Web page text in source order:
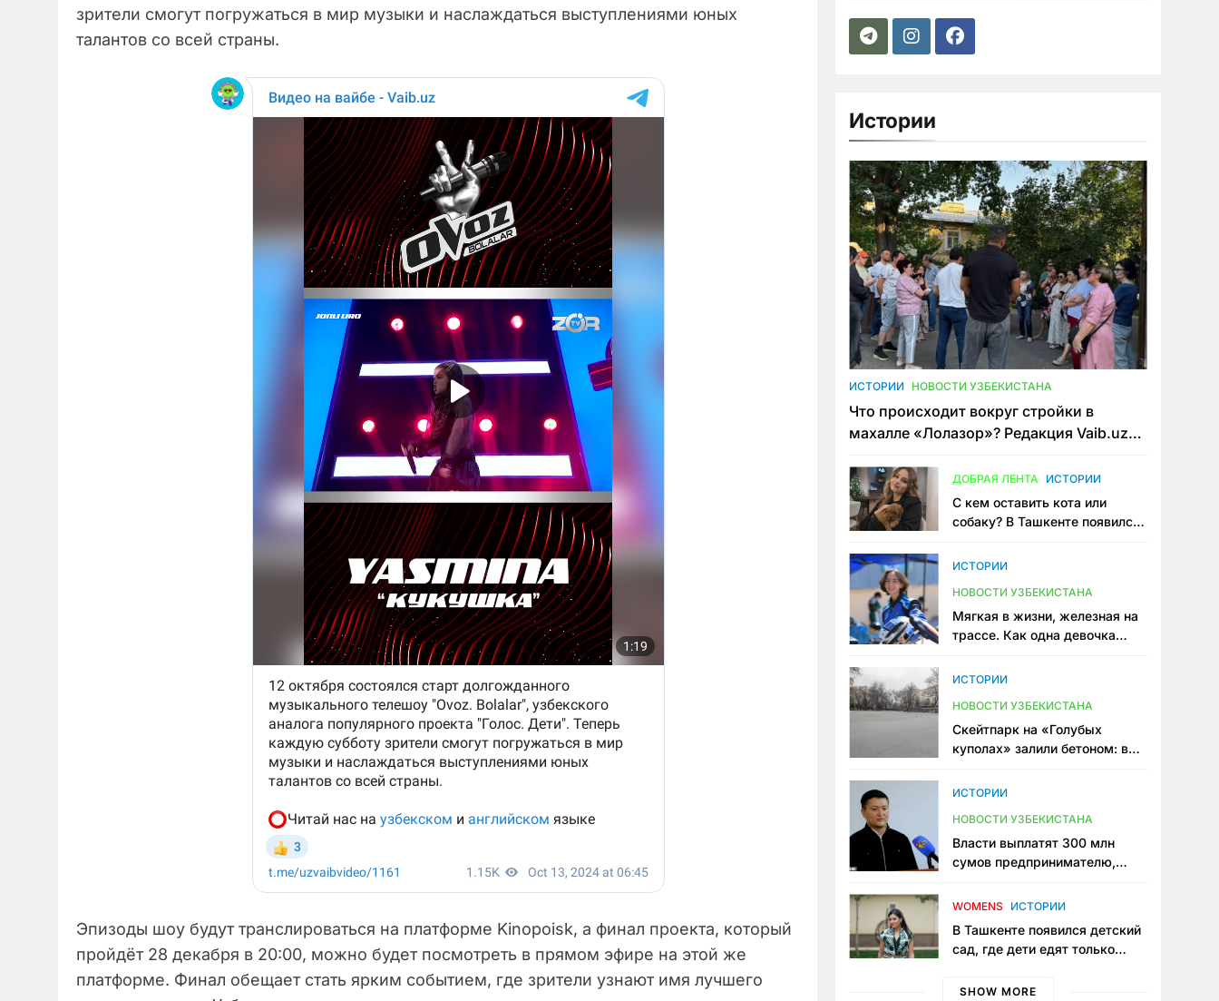
зрители смогут погружаться в мир музыки и наслаждаться выступлениями юных
талантов со всей страны.
Эпизоды шоу будут транслироваться на платформе Kinopoisk, а финал проекта, который
пройдёт 28 декабря в 20:00, можно будет посмотреть в прямом эфире на этой же
платформе. Финал обещает стать ярким событием, где зрители узнают имя лучшего
Истории
ИСТОРИИ НОВОСТИ УЗБЕКИСТАНА
Что происходит вокруг стройки в
махалле «Лолазор»? Редакция Vaib.uz
конфликта
ДОБРАЯ ЛЕНТА ИСТОРИИ
С кем оставить кота или
собаку? В Ташкенте появился
ИСТОРИИ
НОВОСТИ УЗБЕКИСТАНА
Мягкая в жизни, железная на
трассе. Как одна девочка
Узбекистане
ИСТОРИИ
НОВОСТИ УЗБЕКИСТАНА
Скейтпарк на «Голубых
куполах» залили бетоном: в
одно общественное
ИСТОРИИ
НОВОСТИ УЗБЕКИСТАНА
Власти выплатят 300 млн
сумов предпринимателю,
тюрьме по незаконному
WOMENS ИСТОРИИ
В Ташкенте появился детский
сад, где дети едят только
мама, которая устала просить
SHOW MORE